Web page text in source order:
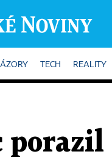
TECH REALITY